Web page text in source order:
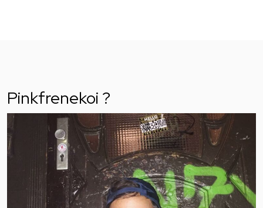
Pinkfrenekoi ?